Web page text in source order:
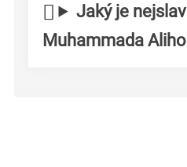
Jaký je
Muhammada